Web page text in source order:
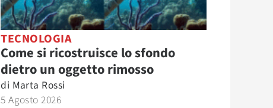
TECNOLOGIA
Come si ricostruisce lo sfondo
dietro un oggetto rimosso
di Marta Rossi
5 Agosto 2026